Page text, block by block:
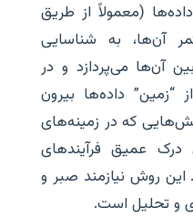
(معمولاً از طریق
آن‌ها، به شناسایی
آن‌ها می‌پردازد و در
“زمین” داده‌ها بیرون
که در زمینه‌های
درک عمیق فرآیندهای
روش نیازمند صبر و
و تحلیل است.